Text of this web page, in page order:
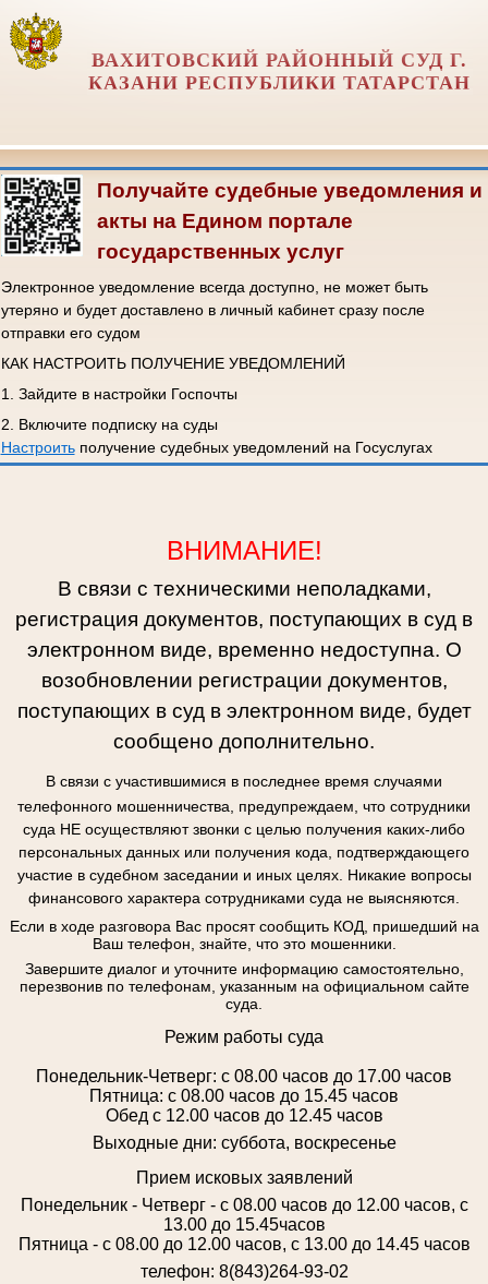
ВАХИТОВСКИЙ РАЙОННЫЙ СУД Г.
КАЗАНИ РЕСПУБЛИКИ ТАТАРСТАН
Получайте судебные уведомления и
акты на Едином портале
государственных услуг
Электронное уведомление всегда доступно, не может быть
утеряно и будет доставлено в личный кабинет сразу после
отправки его судом
КАК НАСТРОИТЬ ПОЛУЧЕНИЕ УВЕДОМЛЕНИЙ
1. Зайдите в настройки Госпочты
2. Включите подписку на суды
Настроитьполучение судебных уведомлений на Госуслугах
ВНИМАНИЕ!
В связи с техническими неполадками,
регистрация документов, поступающих в суд в
электронном виде, временно недоступна. О
возобновлении регистрации документов,
поступающих в суд в электронном виде, будет
сообщено дополнительно.
В связи с участившимися в последнее время случаями
телефонного мошенничества, предупреждаем, что сотрудники
суда НЕ осуществляют звонки с целью получения каких-либо
персональных данных или получения кода, подтверждающего
участие в судебном заседании и иных целях. Никакие вопросы
финансового характера сотрудниками суда не выясняются.
Если в ходе разговора Вас просят сообщить КОД, пришедший на
Ваш телефон, знайте, что это мошенники.
Завершите диалог и уточните информацию самостоятельно,
перезвонив по телефонам, указанным на официальном сайте
суда.
Режим работы суда
Понедельник-Четверг: с 08.00 часов до 17.00 часов
Пятница: с 08.00 часов до 15.45 часов
Обед с 12.00 часов до 12.45 часов
Выходные дни: суббота, воскресенье
Прием исковых заявлений
Понедельник - Четверг - с 08.00 часов до 12.00 часов, с
13.00 до 15.45часов
Пятница - с 08.00 до 12.00 часов, с 13.00 до 14.45 часов
телефон: 8(843)264-93-02